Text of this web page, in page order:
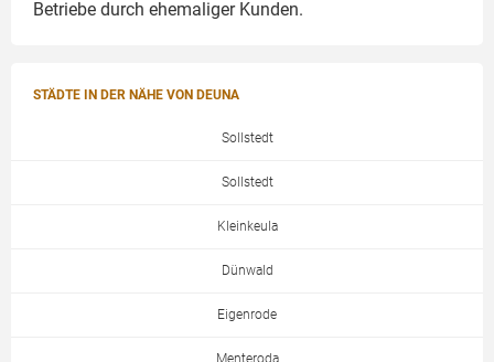
Betriebe durch ehemaliger Kunden.
STÄDTE IN DER NÄHE VON DEUNA
Sollstedt
Sollstedt
Kleinkeula
Dünwald
Eigenrode
Menteroda